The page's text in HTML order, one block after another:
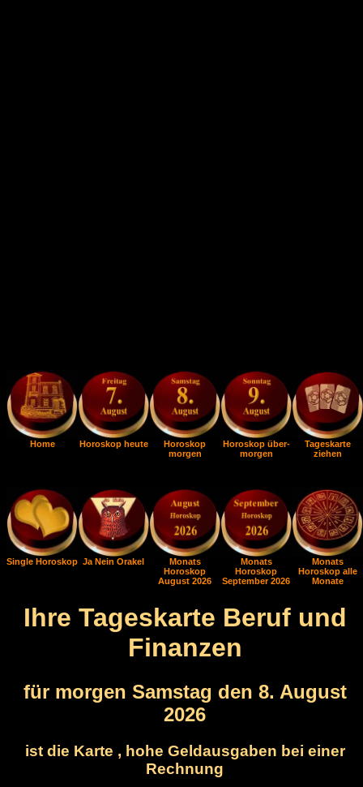
Home Horoskop heute
Horoskop
morgen
Horoskop über-
morgen
Tageskarte
ziehen
Single Horoskop Ja Nein Orakel
Monats
Horoskop
August 2026
Monats
Horoskop
September 2026
Monats
Horoskop alle
Monate
Ihre Tageskarte Beruf und
Finanzen
für morgen Samstag den 8. August
2026
ist die Karte , hohe Geldausgaben bei einer
Rechnung